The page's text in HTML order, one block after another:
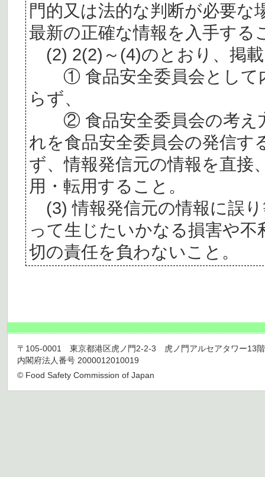
門的又は法的な判断が必要
最新の正確な情報を入手する
(2) 2(2)～(4)のとおり、掲
① 食品安全委員会として
らず、
② 食品安全委員会の考え
れを食品安全委員会の発信す
ず、情報発信元の情報を直接
用・転用すること。
(3) 情報発信元の情報に誤
って生じたいかなる損害や
切の責任を負わないこと。
〒105-0001 東京都港区虎ノ門2-2-3 虎ノ門アルセアタワー13
内閣府法人番号 2000012010019
© Food Safety Commission of Japan